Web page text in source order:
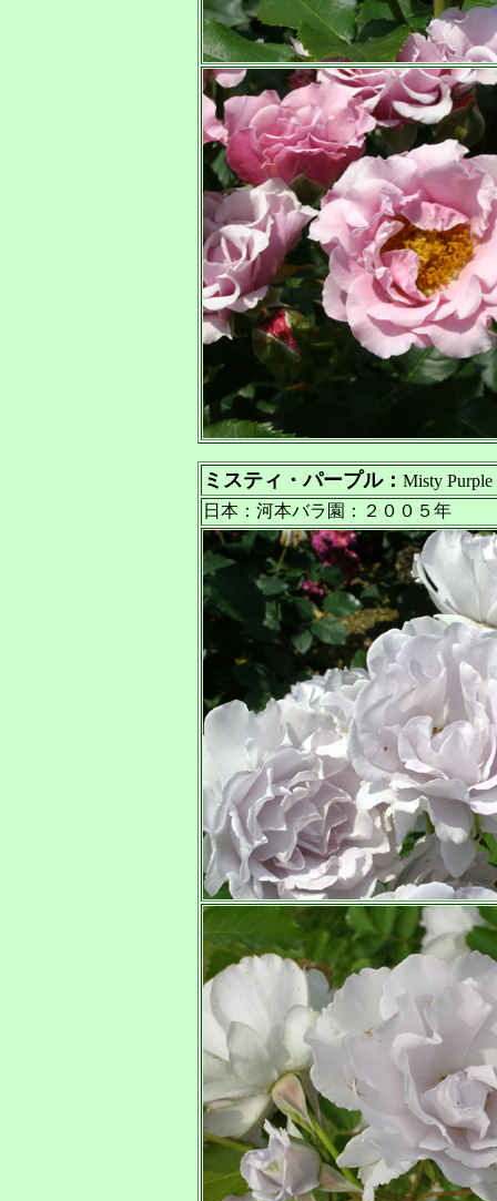
ミスティ・パープル： Misty Purple
日本：河本バラ園：２００５年